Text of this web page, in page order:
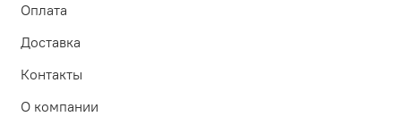
Оплата
Доставка
Контакты
О компании